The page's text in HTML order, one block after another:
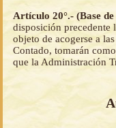
Artículo 20°.- (Base
disposición precedente
objeto de acogerse a
Contado, tomarán
que la Administración